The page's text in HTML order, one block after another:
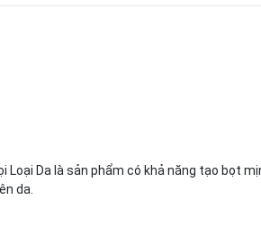
Loại Da là sản phẩm có khả năng tạo bọt
da.